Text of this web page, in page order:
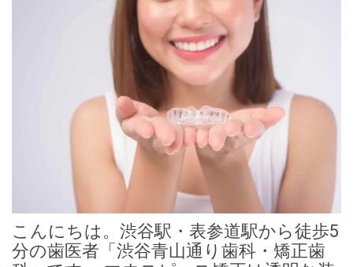
こんにちは。渋谷駅・表参道駅から徒歩5
分の歯医者「渋谷青山通り歯科・矯正歯